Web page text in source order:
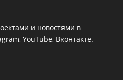
и новостями в
YouTube, Вконтакте.